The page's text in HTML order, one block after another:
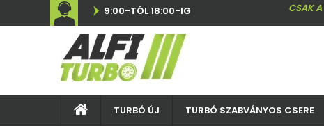
9:00-TÓL 18:00-IG CSAK A
TURBÓ ÚJ TURBÓ SZABVÁNYOS CSERE